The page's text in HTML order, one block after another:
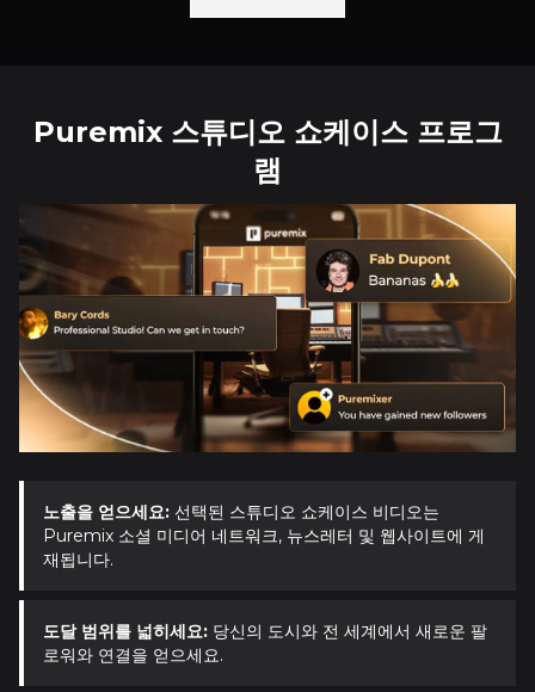
Puremix 스튜디오 쇼케이스 프로그
램
노출을 얻으세요: 선택된 스튜디오 쇼케이스 비디오는
Puremix 소셜 미디어 네트워크, 뉴스레터 및 웹사이트에 게
재됩니다.
도달 범위를 넓히세요: 당신의 도시와 전 세계에서 새로운 팔
로워와 연결을 얻으세요.